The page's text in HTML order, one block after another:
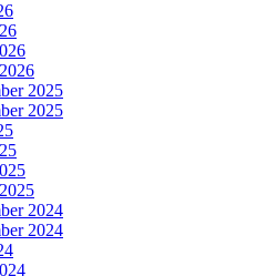
2025
2025
2024
2024